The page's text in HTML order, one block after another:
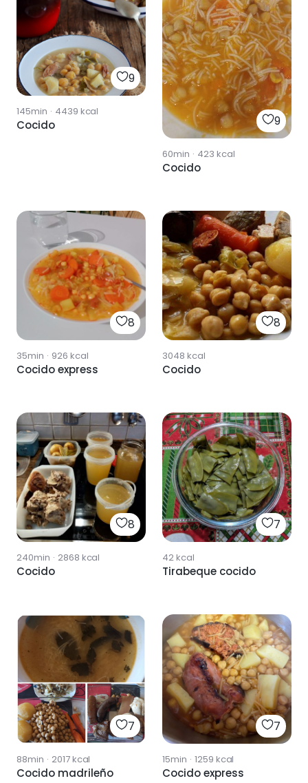
9
145min · 4439 kcal
Cocido 9
60min · 423 kcal
Cocido
8
35min · 926 kcal
Cocido express
8
3048 kcal
Cocido
8
240min · 2868 kcal
Cocido
7
42kcal
Tirabeque cocido
7
88min · 2017kcal
Cocido madrileño
7
15min · 1259 kcal
Cocido express